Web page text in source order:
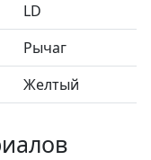
LD
Рычаг
Желтый